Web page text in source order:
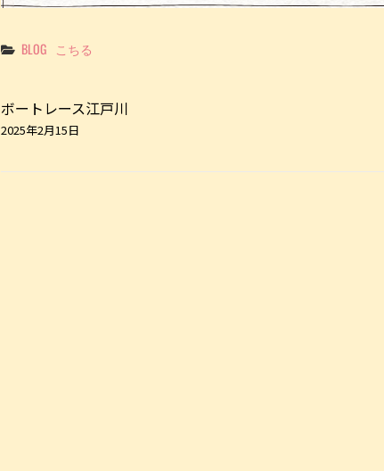
Categories
BLOG こちる
ボートレース江戸川
2025年2月15日